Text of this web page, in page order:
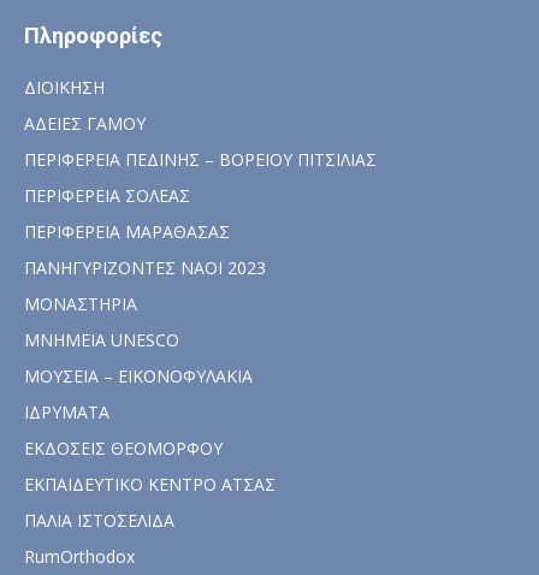
Πληροφορίες
ΔΙΟΙΚΗΣΗ
ΑΔΕΙΕΣ ΓΑΜΟΥ
ΠΕΡΙΦΕΡΕΙΑ ΠΕΔΙΝΗΣ – ΒΟΡΕΙΟΥ ΠΙΤΣΙΛΙΑΣ
ΠΕΡΙΦΕΡΕΙΑ ΣΟΛΕΑΣ
ΠΕΡΙΦΕΡΕΙΑ ΜΑΡΑΘΑΣΑΣ
ΠΑΝΗΓΥΡΙΖΟΝΤΕΣ ΝΑΟΙ 2023
ΜΟΝΑΣΤΗΡΙΑ
ΜΝΗΜΕΙΑ UNESCO
ΜΟΥΣΕΙΑ – ΕΙΚΟΝΟΦΥΛΑΚΙΑ
ΙΔΡΥΜΑΤΑ
ΕΚΔΟΣΕΙΣ ΘΕΟΜΟΡΦΟΥ
ΕΚΠΑΙΔΕΥΤΙΚΟ ΚΕΝΤΡΟ ΑΤΣΑΣ
ΠΑΛΙΑ ΙΣΤΟΣΕΛΙΔΑ
RumOrthodox